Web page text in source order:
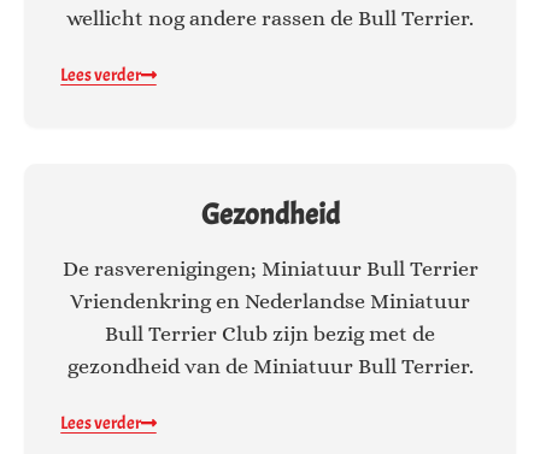
wellicht nog andere rassen de Bull Terrier.
Lees verder
Gezondheid
De rasverenigingen; Miniatuur Bull Terrier
Vriendenkring en Nederlandse Miniatuur
Bull Terrier Club zijn bezig met de
gezondheid van de Miniatuur Bull Terrier.
Lees verder